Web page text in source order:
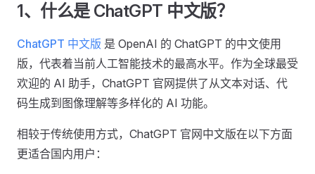
1、什么是 ChatGPT 中文版？
ChatGPT 中文版 是 OpenAI 的 ChatGPT 的中文使用
版，代表着当前人工智能技术的最高水平。作为全球最受
欢迎的 AI 助手，ChatGPT 官网提供了从文本对话、代
码生成到图像理解等多样化的 AI 功能。
相较于传统使用方式，ChatGPT 官网中文版在以下方面
更适合国内用户：